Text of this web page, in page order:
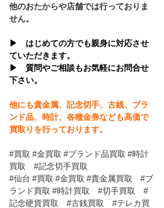
他のおたからや店舗では行っておりま
せん。
▶　はじめての方でも親身に対応させ
ていただきます。
▶　質問やご相談もお気軽にお問合せ
下さい。
他にも貴金属、記念切手、古銭、ブラ
ンド品、時計、各種金券なども高価で
買取りを行っております。
#買取 #金買取 #ブランド品買取 #時計
買取
#記念切手買取
#仙台 #買取 #金買取 #貴金属買取
#ブ
ランド買取 #時計買取 #切手買取
#
記念硬貨買取
#古銭買取
#テレカ買